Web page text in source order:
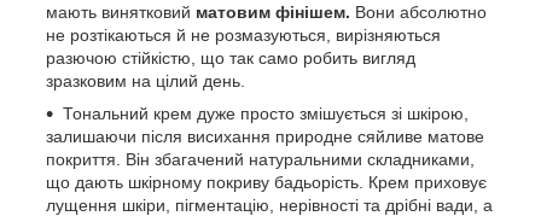
мають винятковий матовим фінішем. Вони абсолютно
не розтікаються й не розмазуються, вирізняються
разючою стійкістю, що так само робить вигляд
зразковим на цілий день.
Тональний крем дуже просто змішується зі шкірою,
залишаючи після висихання природне сяйливе матове
покриття. Він збагачений натуральними складниками,
що дають шкірному покриву бадьорість. Крем приховує
лущення шкіри, пігментацію, нерівності та дрібні вади, а